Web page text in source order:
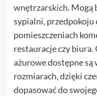
wnętrzarskich. Mogą
sypialni, przedpokoju
pomieszczeniach
restauracje czy
ażurowe dostępne są
rozmiarach, dzięki
dopasować do